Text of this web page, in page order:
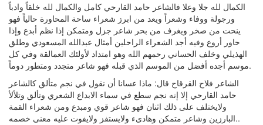
الكمال لله جلا وعلا فالشاعر حامد القارحي كامل والكمال لله خلقاً وادباً
ورجولة ووفاء وشعراً ويعد من ابرز شعراء ساحة المحاورة حالياً فهو
ينحت من صخر ويغرف من بحر شاعر جزل ومتمكن إذا نظم أبدع وإذا
حاور أروع وفيه أجد الشعراء الراحلين أمثال عبدالله المسعودي وطلق
الهذيلي وخلف الحساني رحمهم الله وهو امتداد لأولئك العمالقة وفي كل
موسم أجده أفضل من الموسم الذي قبله فهو شاعر متجدد ومتطور دوماً.
الشاعر فلاح القرقاح قال: ماذا عسانا أن نقول في نجم متألق كالشاعر
حامد القارحي إلا إنه نجم سطع في سماء الابداع الشعري وتألق وتلألأ
ولايختلف على ذلك اثنان فهو شاعر قوي ومبدع ومن شعراء القمة
البارزين وشاعر متمكن وهادىء ولايستفز ولايفوت عليه معنى خصمه..